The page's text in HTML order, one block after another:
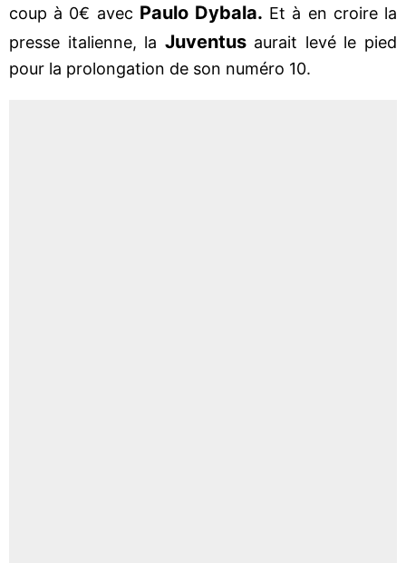
coup à 0€ avec Paulo Dybala. Et à en croire la
presse italienne, la Juventusaurait levé le pied
pour la prolongation de son numéro 10.